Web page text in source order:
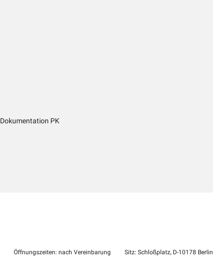
Dokumentation PK
Öffnungszeiten: nach Vereinbarung Sitz: Schloßplatz, D-10178 Berlin